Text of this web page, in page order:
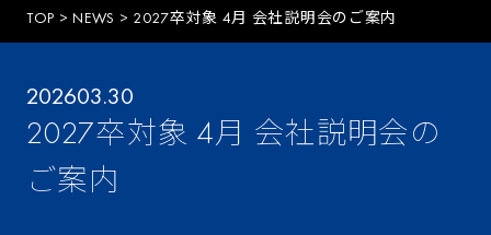
TOP >NEWS > 2027卒対象 4月 会社説明会のご案内
202603.30
2027卒対象 4月 会社説明会の
ご案内